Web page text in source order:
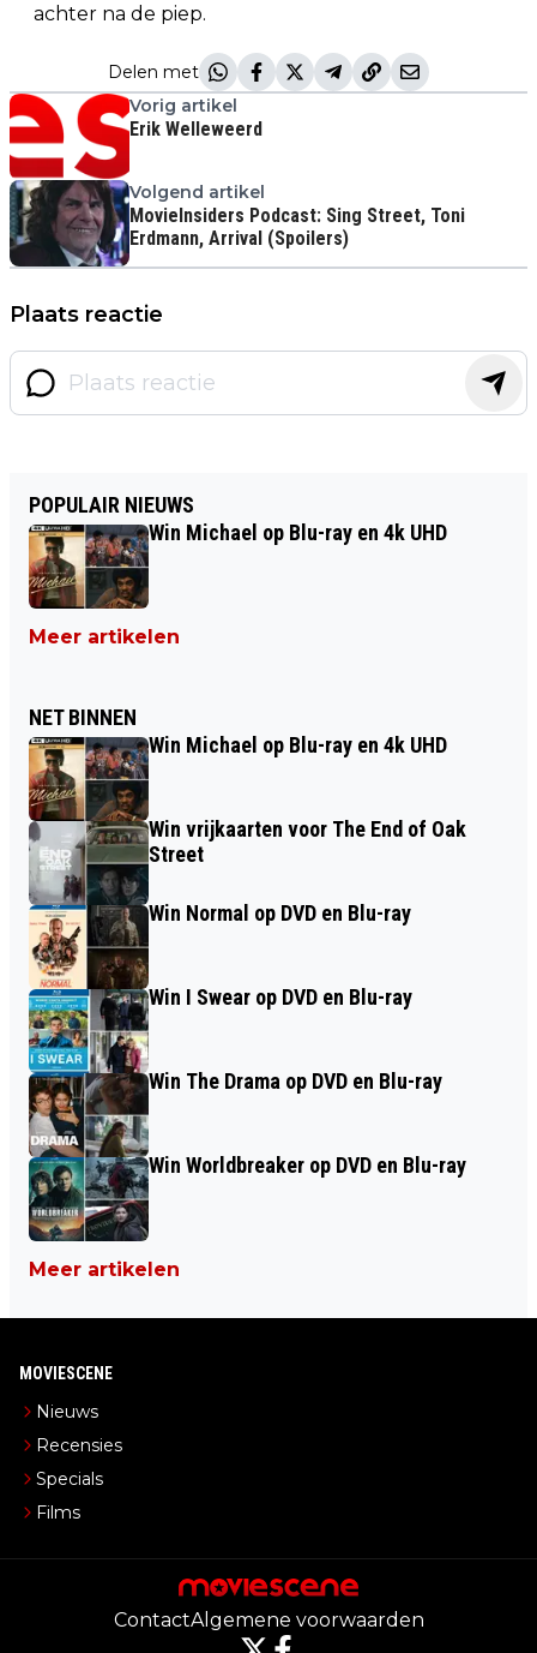
achter na de piep.
Delen met
Vorig artikel
Erik Welleweerd
Volgend artikel
MovieInsiders Podcast: Sing Street, Toni
Erdmann, Arrival (Spoilers)
Plaats reactie
POPULAIR NIEUWS
Win Michael op Blu-ray en 4k UHD
Meer artikelen
NET BINNEN
Win Michael op Blu-ray en 4k UHD
Win vrijkaarten voor The End of Oak
Street
Win Normal op DVD en Blu-ray
Win I Swear op DVD en Blu-ray
Win The Drama op DVD en Blu-ray
Win Worldbreaker op DVD en Blu-ray
Meer artikelen
MOVIESCENE
Nieuws
Recensies
Specials
Films
ContactAlgemene voorwaarden